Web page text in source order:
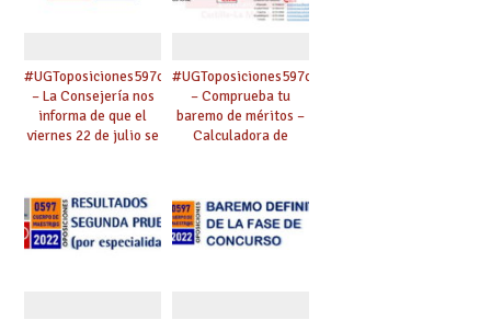
#UGToposiciones597clm2022
– La Consejería nos
informa de que el
viernes 22 de julio se
selecionados
provisional.
#UGToposiciones597clm2022
– Comprueba tu
baremo de méritos –
Calculadora de